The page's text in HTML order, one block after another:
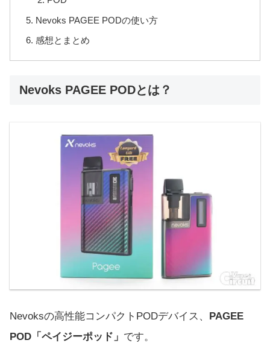
Nevoks PAGEE PODの使い方
感想とまとめ
Nevoks PAGEE PODとは？
Nevoksの高性能コンパクトPODデバイス、 PAGEE
POD「ペイジーポッド」 です。